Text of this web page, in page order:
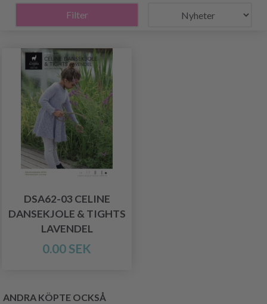
Filter
DSA62-03 CELINE
DANSEKJOLE & TIGHTS
LAVENDEL
0.00 SEK
ANDRA KÖPTE OCKSÅ